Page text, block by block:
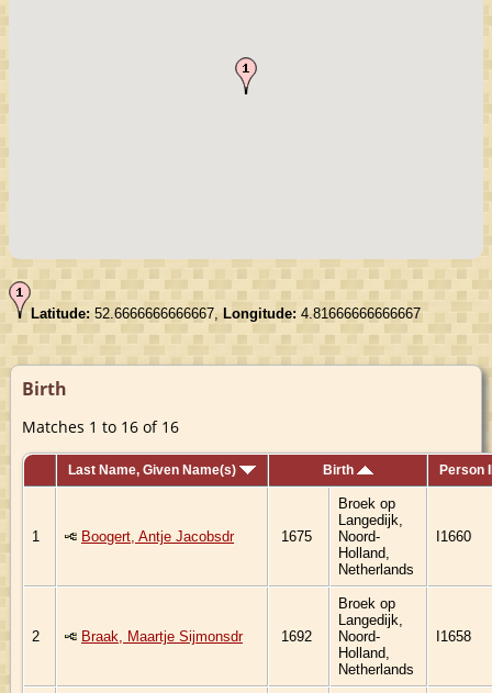
Latitude: 52.6666666666667, Longitude: 4.81666666666667
Birth
Matches 1 to 16 of 16
Last Name, Given Name(s) Birth Person
1 Boogert, Antje Jacobsdr 1675
Broek op
Langedijk,
Noord-
Holland,
Netherlands
I1660
2 Braak, Maartje Sijmonsdr 1692
Broek op
Langedijk,
Noord-
Holland,
Netherlands
I1658